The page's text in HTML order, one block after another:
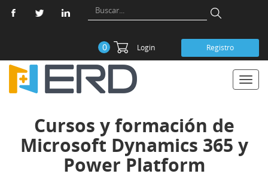
0 Login Registro
Cursos y formación de
Microsoft Dynamics 365 y
Power Platform